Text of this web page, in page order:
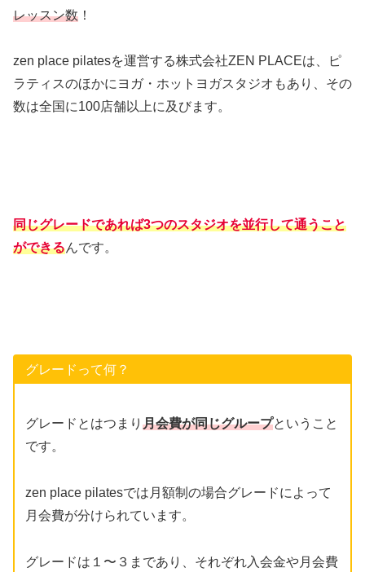
レッスン数 ！
zen place pilatesを運営する株式会社ZEN PLACEは、ピ
ラティスのほかにヨガ・ホットヨガスタジオもあり、その
数は全国に100店舗以上に及びます。
同じグレードであれば3つのスタジオを並行して通うこと
ができるんです。
グレードって何？
グレードとはつまり 月会費が同じグループということ
です。
zen place pilatesでは月額制の場合グレードによって
月会費が分けられています。
グレードは１〜３まであり、それぞれ入会金や月会費